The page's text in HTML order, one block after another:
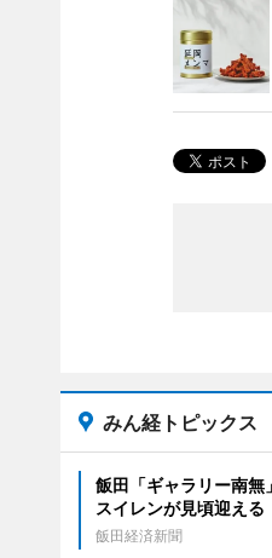
みん経トピックス
飯田「ギャラリー南
スイレンが見頃迎える
飯田経済新聞